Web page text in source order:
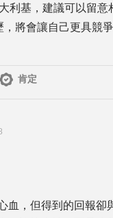
利基，建議可以留意
將會讓自己更具競爭
肯定
血，但得到的回報卻